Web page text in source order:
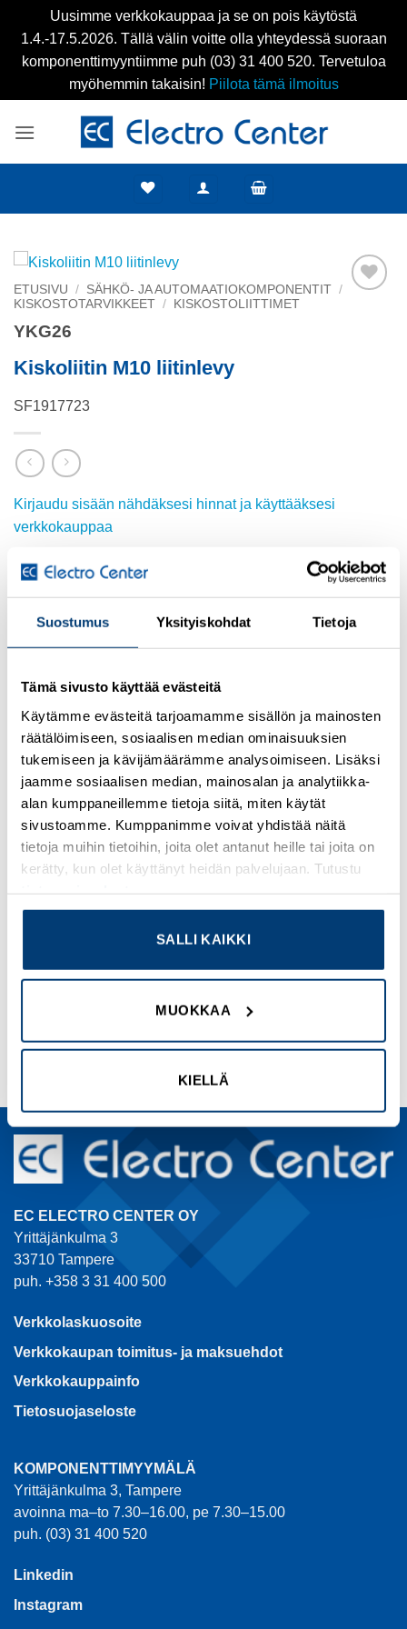
Suostumus Yksityiskohdat Tietoja
Tämä sivusto käyttää evästeitä
Käytämme evästeitä tarjoamamme sisällön ja mainosten
räätälöimiseen, sosiaalisen median ominaisuuksien
tukemiseen ja kävijämäärämme analysoimiseen. Lisäksi
jaamme sosiaalisen median, mainosalan ja analytiikka-
alan kumppaneillemme tietoja siitä, miten käytät
sivustoamme. Kumppanimme voivat yhdistää näitä
tietoja muihin tietoihin, joita olet antanut heille tai joita on
kerätty, kun olet käyttänyt heidän palvelujaan. Tutustu
SALLI KAIKKI
MUOKKAA
KIELLÄ
Uusimme verkkokauppaa ja se on pois käytöstä
1.4.-17.5.2026. Tällä välin voitte olla yhteydessä suoraan
komponenttimyyntiimme puh (03) 31 400 520. Tervetuloa
myöhemmin takaisin! Piilota tämä ilmoitus
ETUSIVU / SÄHKÖ- JA AUTOMAATIOKOMPONENTIT /
KISKOSTOTARVIKKEET / KISKOSTOLIITTIMET
YKG26
Kiskoliitin M10 liitinlevy
SF1917723
Kirjaudu sisään nähdäksesi hinnat ja käyttääksesi
verkkokauppaa
Osasto:Kiskostoliittimet
TUTUSTU MYÖS
Add to
KISKOSTOLIITTIMET
Kirjaudu sisään nähdäksesi
hinnat ja käyttääksesi
Add to
KISKOSTOLIITTIMET
01 495 and 01 500
Kirjaudu sisään nähdäksesi
EC ELECTRO CENTER OY
Yrittäjänkulma 3
33710 Tampere
puh. +358 3 31 400 500
Verkkolaskuosoite
Verkkokaupan toimitus- ja maksuehdot
Verkkokauppainfo
Tietosuojaseloste
KOMPONENTTIMYYMÄLÄ
Yrittäjänkulma 3, Tampere
avoinna ma–to 7.30–16.00, pe 7.30–15.00
puh. (03) 31 400 520
Linkedin
Instagram